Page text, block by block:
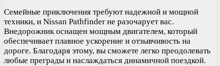
Семейные приключения требуют надежной и мощной
техники, и Nissan Pathfinder не разочарует вас.
Внедорожник оснащен мощным двигателем, который
обеспечивает плавное ускорение и отзывчивость на
дороге. Благодаря этому, вы сможете легко преодолевать
любые преграды и наслаждаться динамичной поездкой.